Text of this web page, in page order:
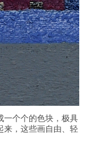
一个个的色块，极具
来，这些画自由、轻